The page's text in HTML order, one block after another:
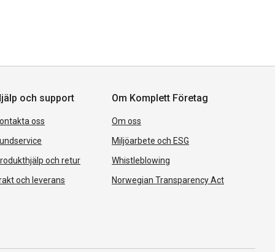
och support
oss
och retur
och leverans
Om Komplett Företag
Om oss
Miljöarbete och ESG
Whistleblowing
Norwegian Transparency Act